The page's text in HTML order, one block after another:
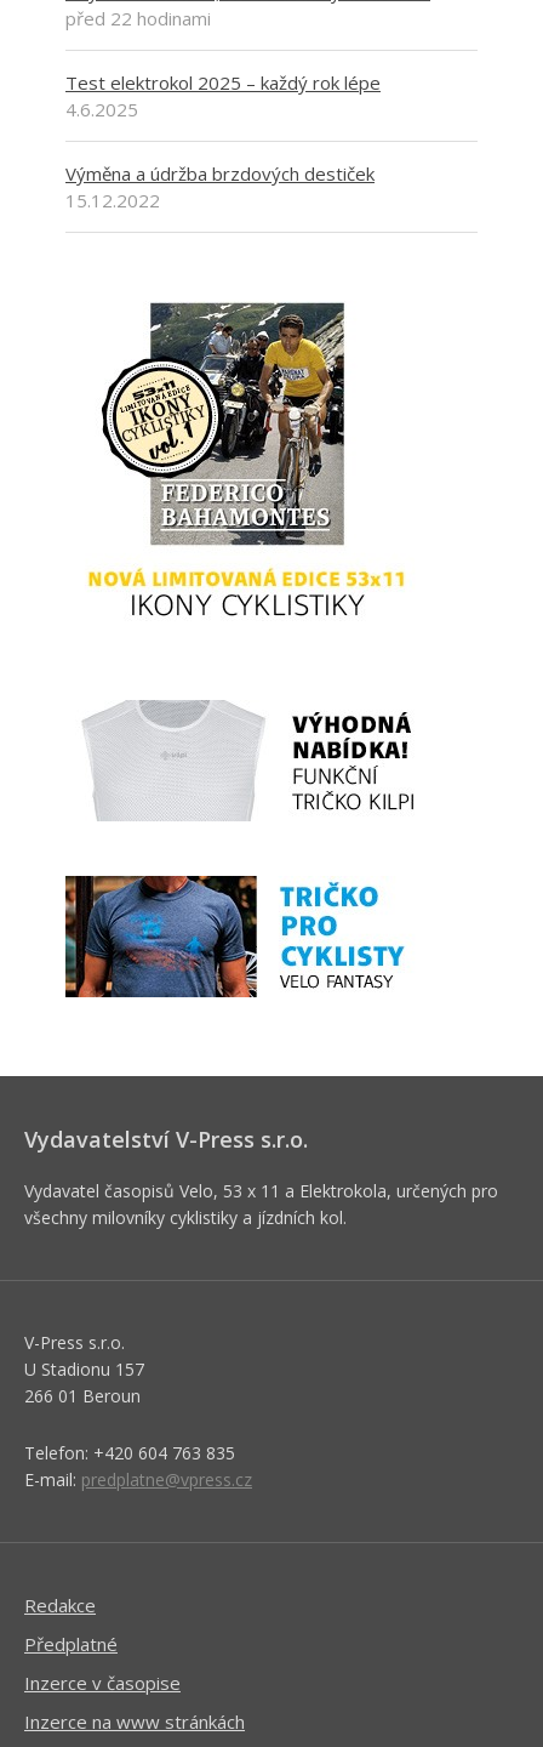
před 22 hodinami
Test elektrokol 2025 – každý rok lépe
4.6.2025
Výměna a údržba brzdových destiček
15.12.2022
Vydavatelství V-Press s.r.o.
Vydavatel časopisů Velo, 53 x 11 a Elektrokola, určených pro
všechny milovníky cyklistiky a jízdních kol.
V-Press s.r.o.
U Stadionu 157
266 01 Beroun
Telefon: +420 604 763 835
E-mail: predplatne@vpress.cz
Redakce
Předplatné
Inzerce v časopise
Inzerce na www stránkách